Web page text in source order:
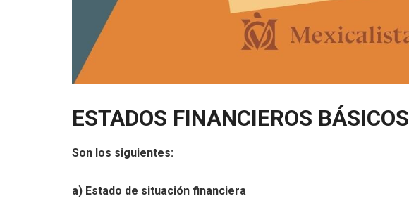
ESTADOS FINANCIEROS BÁSICOS
Son los siguientes:
a) Estado de situación financiera